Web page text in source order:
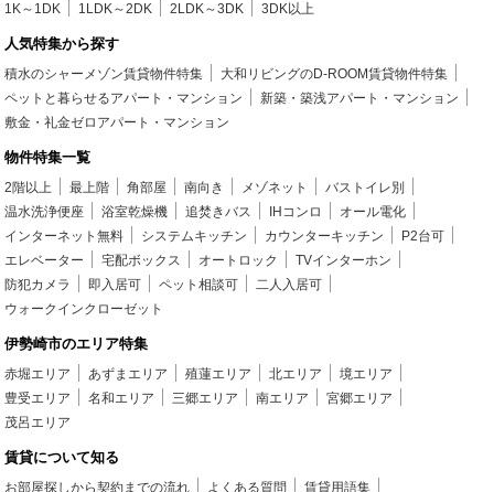
1K～1DK 1LDK～2DK 2LDK～3DK 3DK以上
人気特集から探す
積水のシャーメゾン賃貸物件特集
大和リビングのD-ROOM賃貸物件特集
ペットと暮らせるアパート・マンション
新築・築浅アパート・マンション
敷金・礼金ゼロアパート・マンション
物件特集一覧
2階以上 最上階 角部屋 南向き メゾネット
バストイレ別
温水洗浄便座
浴室乾燥機 追焚きバス IHコンロ
オール電化
インターネット無料
システムキッチン カウンターキッチン
P2台可
エレベーター
宅配ボックス オートロック
TVインターホン
防犯カメラ
即入居可 ペット相談可
二人入居可
ウォークインクローゼット
伊勢崎市のエリア特集
赤堀エリア あずまエリア 殖蓮エリア 北エリア
境エリア
豊受エリア
名和エリア 三郷エリア 南エリア
宮郷エリア
茂呂エリア
賃貸について知る
お部屋探しから契約までの流れ よくある質問
賃貸用語集